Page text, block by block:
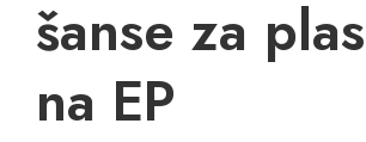
šanse za
na EP